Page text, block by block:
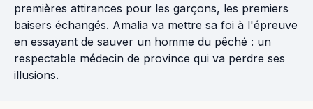
premières attirances pour les garçons, les premiers
baisers échangés. Amalia va mettre sa foi à l'épreuve
en essayant de sauver un homme du pêché : un
respectable médecin de province qui va perdre ses
illusions.